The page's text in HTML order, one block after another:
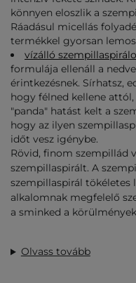
könnyen eloszlik a
Ráadásul micellás
termékkel gyorsan
vízálló
formulája ellenáll a
érintkezésnek. Sírhatsz,
hogy félned kellene
"panda" hatást kelt a
hogy az ilyen
időt vesz igénybe.
Rövid, finom szempillád
szempillaspirált. A
szempillaspirál tökéletes
alkalomnak megfelelő
a sminked a
Olvass tovább